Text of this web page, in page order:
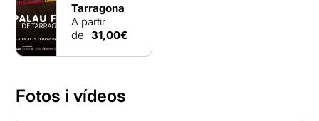
Tarragona
A partir
de 31,00€
Fotos i vídeos